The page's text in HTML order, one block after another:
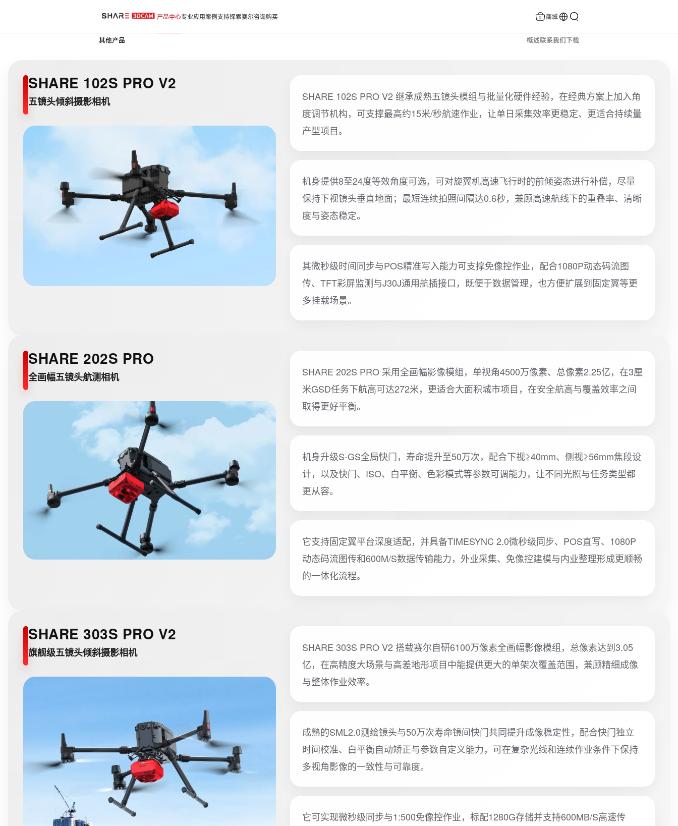
产品中心专业应用案例支持探索赛尔咨询购买 商城
其他产品 概述联系我们下载
SHARE 102S PRO V2
五镜头倾斜摄影相机
SHARE 102S PRO V2 继承成熟五镜头模组与批量化硬件经验，在经典方案上加入角
度调节机构，可支撑最高约15米/秒航速作业，让单日采集效率更稳定、更适合持续量
产型项目。
机身提供8至24度等效角度可选，可对旋翼机高速飞行时的前倾姿态进行补偿，尽量
保持下视镜头垂直地面；最短连续拍照间隔达0.6秒，兼顾高速航线下的重叠率、清晰
度与姿态稳定。
其微秒级时间同步与POS精准写入能力可支撑免像控作业，配合1080P动态码流图
传、TFT彩屏监测与J30J通用航插接口，既便于数据管理，也方便扩展到固定翼等更
多挂载场景。
SHARE 202S PRO
全画幅五镜头航测相机
SHARE 202S PRO 采用全画幅影像模组，单视角4500万像素、总像素2.25亿，在3厘
米GSD任务下航高可达272米，更适合大面积城市项目，在安全航高与覆盖效率之间
取得更好平衡。
机身升级S-GS全局快门，寿命提升至50万次，配合下视≥40mm、侧视≥56mm焦段设
计，以及快门、ISO、白平衡、色彩模式等参数可调能力，让不同光照与任务类型都
更从容。
它支持固定翼平台深度适配，并具备TIMESYNC 2.0微秒级同步、POS直写、1080P
动态码流图传和600M/S数据传输能力，外业采集、免像控建模与内业整理形成更顺畅
的一体化流程。
SHARE 303S PRO V2
旗舰级五镜头倾斜摄影相机
SHARE 303S PRO V2 搭载赛尔自研6100万像素全画幅影像模组，总像素达到3.05
亿，在高精度大场景与高差地形项目中能提供更大的单架次覆盖范围，兼顾精细成像
与整体作业效率。
成熟的SML2.0测绘镜头与50万次寿命镜间快门共同提升成像稳定性，配合快门独立
时间校准、白平衡自动矫正与参数自定义能力，可在复杂光线和连续作业条件下保持
多视角影像的一致性与可靠度。
它可实现微秒级同步与1:500免像控作业，标配1280G存储并支持600MB/S高速传